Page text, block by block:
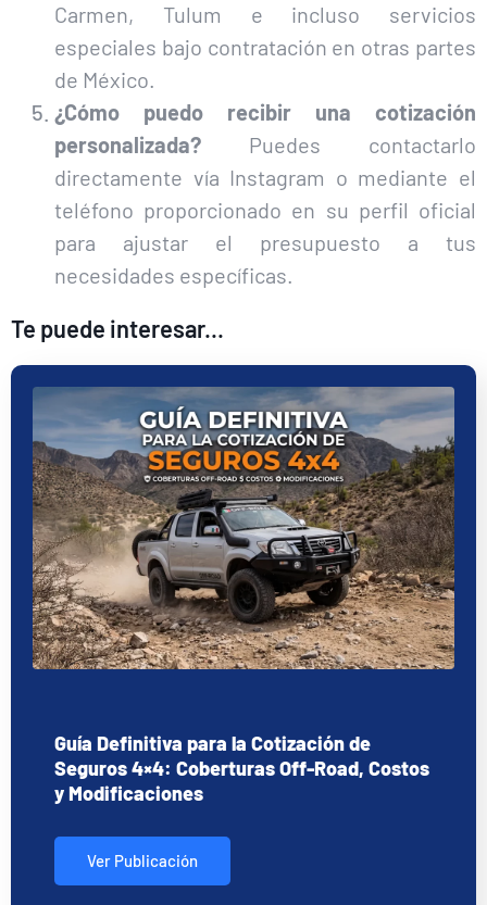
Carmen, Tulum e incluso servicios
especiales bajo contratación en otras partes
de México.
¿Cómo puedo recibir una cotización
personalizada? Puedes contactarlo
directamente vía Instagram o mediante el
teléfono proporcionado en su perfil oficial
para ajustar el presupuesto a tus
necesidades específicas.
Te puede interesar...
Guía Definitiva para la Cotización de
Seguros 4×4: Coberturas Off-Road, Costos
y Modificaciones
Ver Publicación